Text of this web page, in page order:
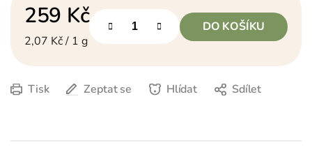
259 Kč
Měrná cena:
2,07 Kč / 1 g
DO KOŠÍKU
Tisk Zeptat se Hlídat Sdílet